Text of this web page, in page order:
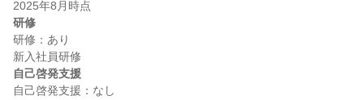
研修
研修：あり
自己啓発支援